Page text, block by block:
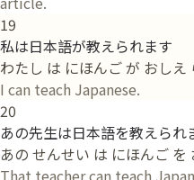
19
私は日本語が教えられます
わたし は にほんご が おしえ
I can teach Japanese.
20
あの先生は日本語を教えられ
あの せんせい は にほんご を